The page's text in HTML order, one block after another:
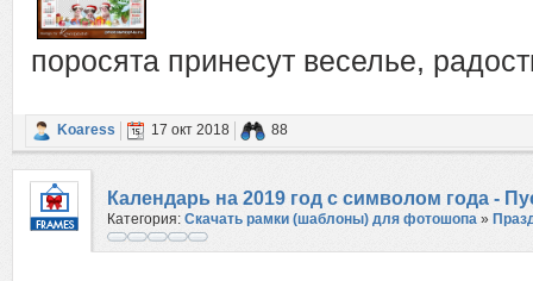
поросята принесут веселье,
Koaress 17 окт 2018 88
Календарь на 2019 год с символом года -
достатком
Категория: Скачать рамки (шаблоны) для фотошопа »